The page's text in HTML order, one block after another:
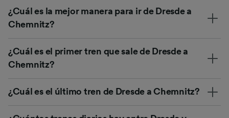
¿Cuál es la mejor manera para ir de Dresde a
Chemnitz?
¿Cuál es el primer tren que sale de Dresde a
Chemnitz?
¿Cuál es el último tren de Dresde a Chemnitz?